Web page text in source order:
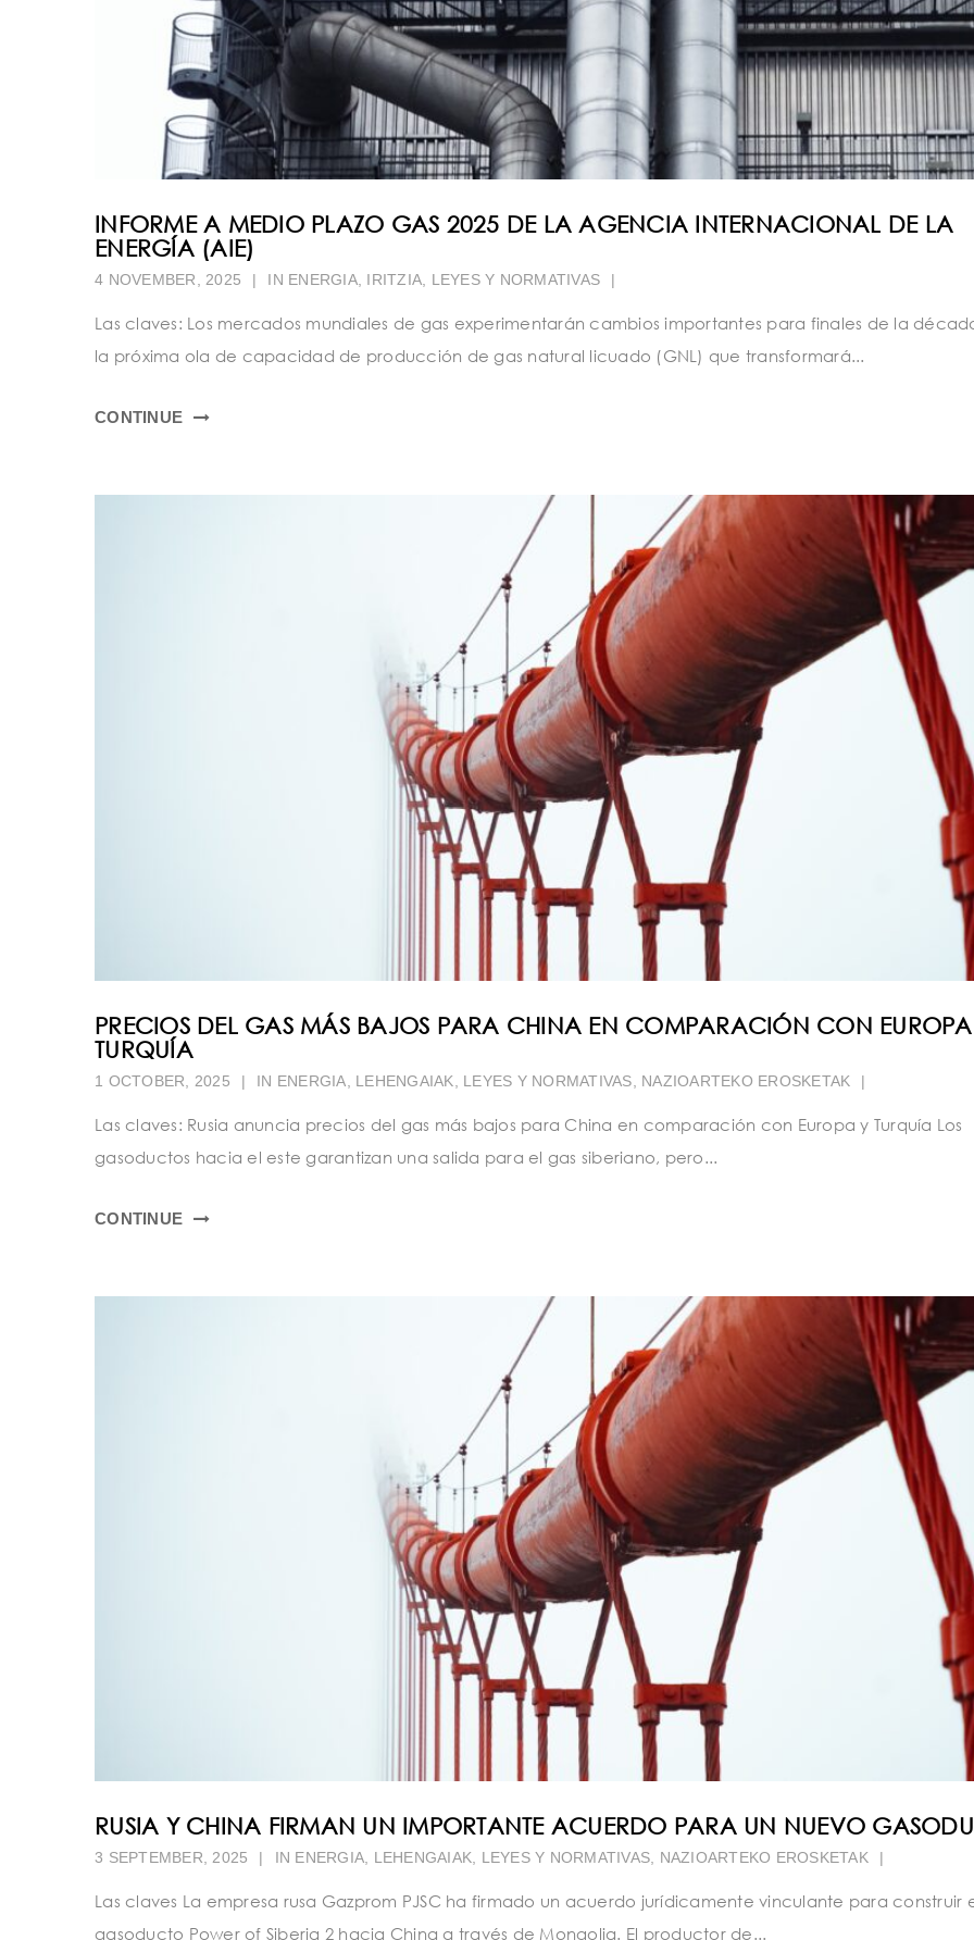
INFORME A MEDIO PLAZO GAS 2025 DE LA AGENCIA INTERNACIONAL DE LA
ENERGÍA (AIE)
4 NOVEMBER, 2025 | IN ENERGIA, IRITZIA, LEYES Y NORMATIVAS |
Las claves: Los mercados mundiales de gas experimentarán cambios importantes para finales de la
la próxima ola de capacidad de producción de gas natural licuado (GNL) que transformará...
CONTINUE
PRECIOS DEL GAS MÁS BAJOS PARA CHINA EN COMPARACIÓN CON
TURQUÍA
1 OCTOBER, 2025 | IN ENERGIA LEHENGAIAK LEYES Y NORMATIVAS NAZIOARTEKO EROSKETAK |
Las claves: Rusia anuncia precios del gas más bajos para China en comparación con Europa y Turquía Los
gasoductos hacia el este garantizan una salida para el gas siberiano, pero...
CONTINUE
RUSIA Y CHINA FIRMAN UN IMPORTANTE ACUERDO PARA UN NUEVO
3 SEPTEMBER, 2025 | IN ENERGIA LEHENGAIAK LEYES Y NORMATIVAS NAZIOARTEKO EROSKETAK |
Las claves La empresa rusa Gazprom PJSC ha firmado un acuerdo jurídicamente vinculante para construir
gasoducto Power of Siberia 2 hacia China a través de Mongolia. El productor de...